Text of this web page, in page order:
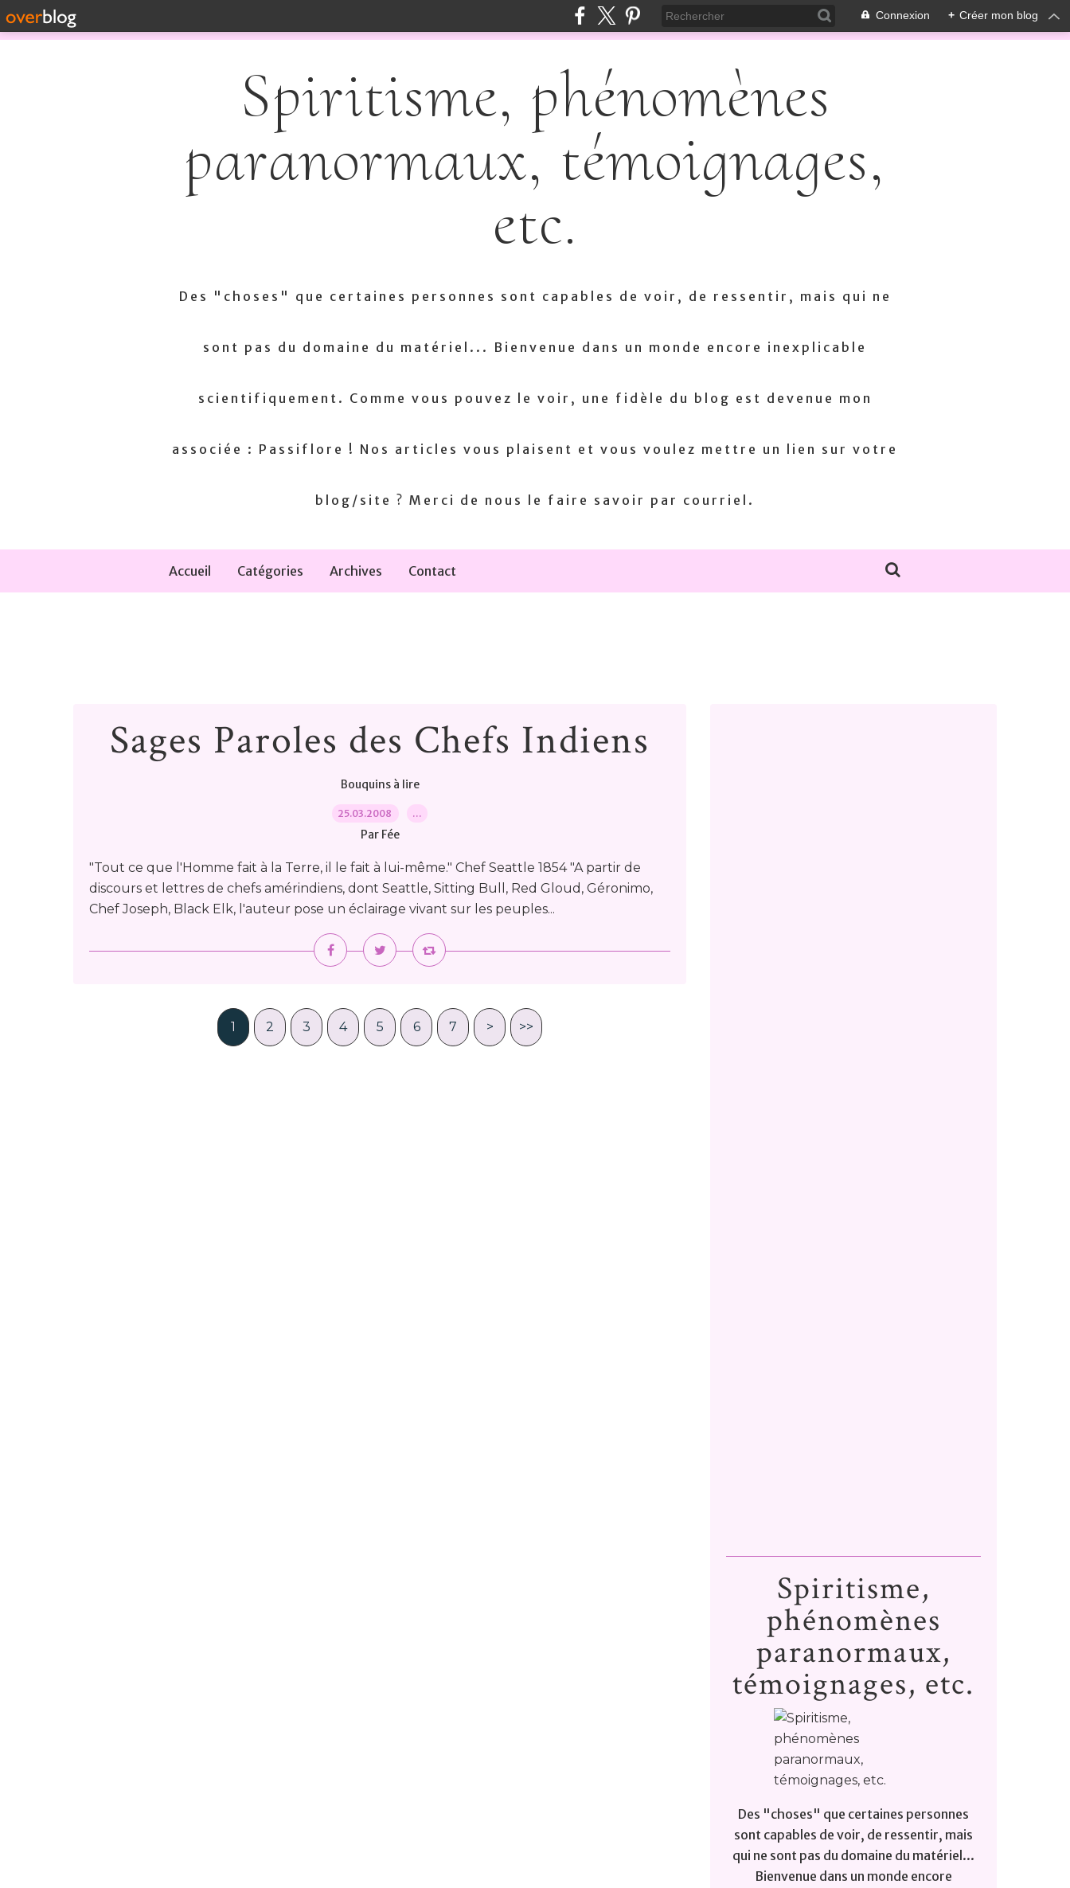
Connexion + Créer mon blog
Spiritisme, phénomènes
paranormaux, témoignages,
etc.
Des "choses" que certaines personnes sont capables de voir, de ressentir, mais qui ne
sont pas du domaine du matériel... Bienvenue dans un monde encore inexplicable
scientifiquement. Comme vous pouvez le voir, une fidèle du blog est devenue mon
associée : Passiflore ! Nos articles vous plaisent et vous voulez mettre un lien sur votre
blog/site ? Merci de nous le faire savoir par courriel.
Accueil Catégories Archives Contact
Sages Paroles des Chefs Indiens
Bouquins à lire
25.03.2008 …
Par Fée
"Tout ce que l'Homme fait à la Terre, il le fait à lui-même." Chef Seattle 1854 "A partir de
discours et lettres de chefs amérindiens, dont Seattle, Sitting Bull, Red Gloud, Géronimo,
Chef Joseph, Black Elk, l'auteur pose un éclairage vivant sur les peuples...
1 2 3 4 5 6 7 > >>
Spiritisme,
phénomènes
paranormaux,
témoignages, etc.
Des "choses" que certaines personnes
sont capables de voir, de ressentir, mais
qui ne sont pas du domaine du matériel...
Bienvenue dans un monde encore